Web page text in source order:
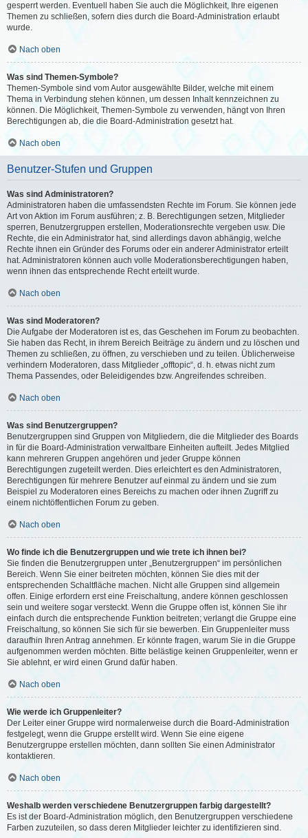
gesperrt werden. Eventuell haben Sie auch die Möglichkeit, Ihre eigenen
Themen zu schließen, sofern dies durch die Board-Administration erlaubt
wurde.
Nach oben
Was sind Themen-Symbole?
Themen-Symbole sind vom Autor ausgewählte Bilder, welche mit einem
Thema in Verbindung stehen können, um dessen Inhalt kennzeichnen zu
können. Die Möglichkeit, Themen-Symbole zu verwenden, hängt von Ihren
Berechtigungen ab, die die Board-Administration gesetzt hat.
Nach oben
Benutzer-Stufen und Gruppen
Was sind Administratoren?
Administratoren haben die umfassendsten Rechte im Forum. Sie können jede
Art von Aktion im Forum ausführen; z. B. Berechtigungen setzen, Mitglieder
sperren, Benutzergruppen erstellen, Moderationsrechte vergeben usw. Die
Rechte, die ein Administrator hat, sind allerdings davon abhängig, welche
Rechte ihnen ein Gründer des Forums oder ein anderer Administrator erteilt
hat. Administratoren können auch volle Moderationsberechtigungen haben,
wenn ihnen das entsprechende Recht erteilt wurde.
Nach oben
Was sind Moderatoren?
Die Aufgabe der Moderatoren ist es, das Geschehen im Forum zu beobachten.
Sie haben das Recht, in ihrem Bereich Beiträge zu ändern und zu löschen und
Themen zu schließen, zu öffnen, zu verschieben und zu teilen. Üblicherweise
verhindern Moderatoren, dass Mitglieder „offtopic“, d. h. etwas nicht zum
Thema Passendes, oder Beleidigendes bzw. Angreifendes schreiben.
Nach oben
Was sind Benutzergruppen?
Benutzergruppen sind Gruppen von Mitgliedern, die die Mitglieder des Boards
in für die Board-Administration verwaltbare Einheiten aufteilt. Jedes Mitglied
kann mehreren Gruppen angehören und jeder Gruppe können
Berechtigungen zugeteilt werden. Dies erleichtert es den Administratoren,
Berechtigungen für mehrere Benutzer auf einmal zu ändern und sie zum
Beispiel zu Moderatoren eines Bereichs zu machen oder ihnen Zugriff zu
einem nichtöffentlichen Forum zu geben.
Nach oben
Wo finde ich die Benutzergruppen und wie trete ich ihnen bei?
Sie finden die Benutzergruppen unter „Benutzergruppen“ im persönlichen
Bereich. Wenn Sie einer beitreten möchten, können Sie dies mit der
entsprechenden Schaltfläche machen. Nicht alle Gruppen sind allgemein
offen. Einige erfordern erst eine Freischaltung, andere können geschlossen
sein und weitere sogar versteckt. Wenn die Gruppe offen ist, können Sie ihr
einfach durch die entsprechende Funktion beitreten; verlangt die Gruppe eine
Freischaltung, so können Sie sich für sie bewerben. Ein Gruppenleiter muss
daraufhin Ihren Antrag annehmen. Er könnte fragen, warum Sie in die Gruppe
aufgenommen werden möchten. Bitte belästige keinen Gruppenleiter, wenn er
Sie ablehnt, er wird einen Grund dafür haben.
Nach oben
Wie werde ich Gruppenleiter?
Der Leiter einer Gruppe wird normalerweise durch die Board-Administration
festgelegt, wenn die Gruppe erstellt wird. Wenn Sie eine eigene
Benutzergruppe erstellen möchten, dann sollten Sie einen Administrator
kontaktieren.
Nach oben
Weshalb werden verschiedene Benutzergruppen farbig dargestellt?
Es ist der Board-Administration möglich, den Benutzergruppen verschiedene
Farben zuzuteilen, so dass deren Mitglieder leichter zu identifizieren sind.